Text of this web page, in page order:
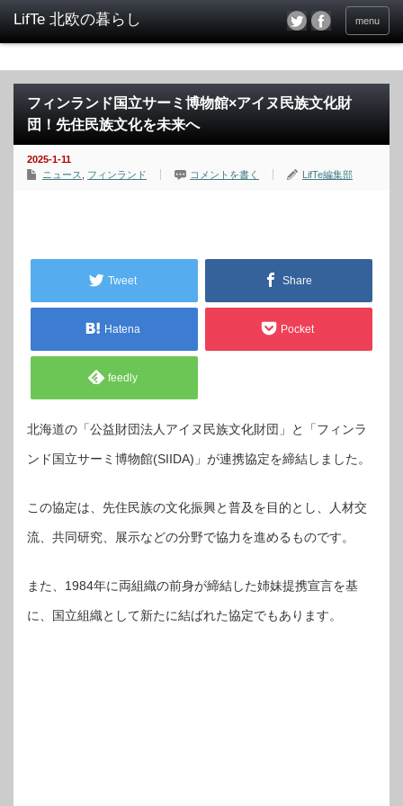
menu
フィンランド国立サーミ博物館×アイヌ民族文化財
団！先住民族文化を未来へ
2025-1-11
ニュース
フィンランド コメントを書く LifTe編集部
Tweet Share
Hatena Pocket
feedly
北海道の「公益財団法人アイヌ民族文化財団」と「フィンラ
ンド国立サーミ博物館(SIIDA)」が連携協定を締結しました。
この協定は、先住民族の文化振興と普及を目的とし、人材交
流、共同研究、展示などの分野で協力を進めるものです。
また、1984年に両組織の前身が締結した姉妹提携宣言を基
に、国立組織として新たに結ばれた協定でもあります。